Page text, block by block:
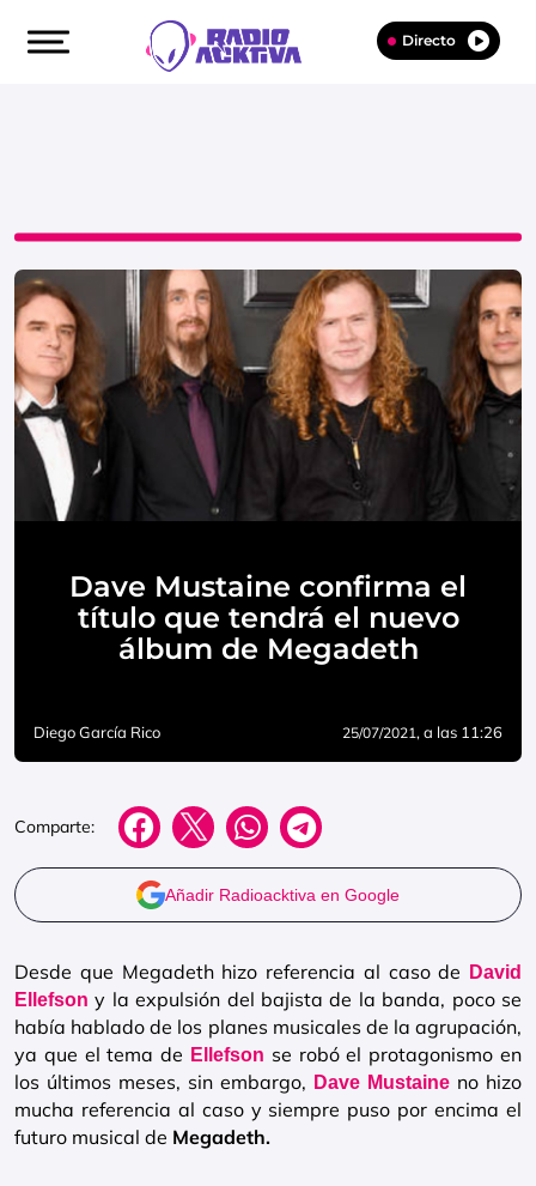
Directo
Dave Mustaine confirma el
título que tendrá el nuevo
álbum de Megadeth
Diego García Rico 25/07/2021, a las 11:26
Comparte:
Añadir Radioacktiva en Google
Desde que Megadeth hizo referencia al caso de
David
Ellefson y la expulsión del bajista de la banda, poco se
había hablado de los planes musicales de la agrupación,
ya que el tema de Ellefson se robó el protagonismo en
los últimos meses, sin embargo, Dave Mustaine no hizo
mucha referencia al caso y siempre puso por encima el
futuro musical de Megadeth.